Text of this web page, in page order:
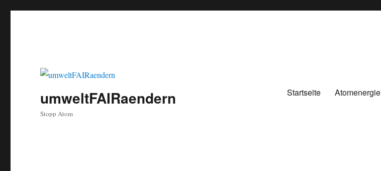
umweltFAIRaendern
Stopp Atom
Startseite Atomenergie